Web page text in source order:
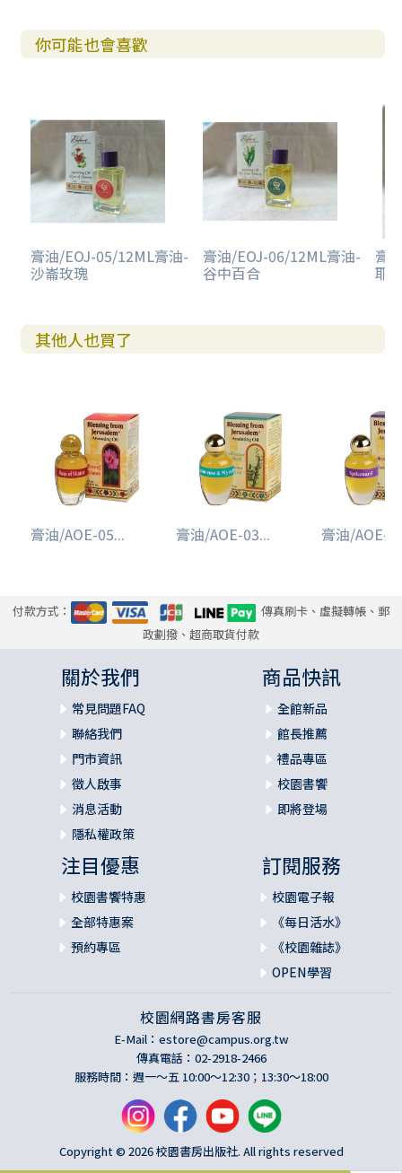
你可能也會喜歡
膏油/EOJ-05/12ML膏油-
沙崙玫瑰
膏油/EOJ-06/12ML膏油-
谷中百合
膏
耶
其他人也買了
膏油/AOE-05... 膏油/AOE-03... 膏油/AOE-
付款方式：
傳真刷卡、虛擬轉帳、郵
政劃撥、超商取貨付款
關於我們
常見問題FAQ
聯絡我們
門市資訊
徵人啟事
消息活動
隱私權政策
商品快訊
全館新品
館長推薦
禮品專區
校園書饗
即將登場
注目優惠
校園書饗特惠
全部特惠案
預約專區
訂閱服務
校園電子報
《每日活水》
《校園雜誌》
OPEN學習
校園網路書房客服
E-Mail： estore@campus.org.tw
傳真電話：02-2918-2466
服務時間：週一～五 10:00～12:30；13:30～18:00
Copyright © 2026 校園書房出版社. All rights reserved